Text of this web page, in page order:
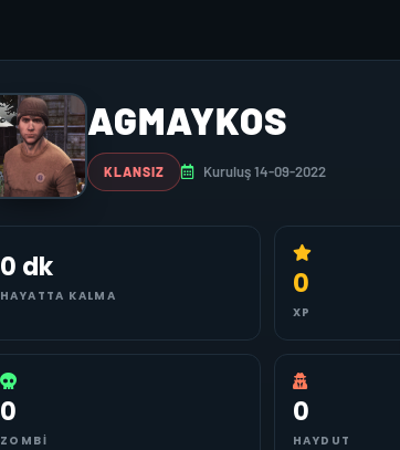
AGMAYKOS
KLANSIZ Kuruluş 14-09-2022
0 dk
HAYATTA KALMA 0
XP
0
ZOMBI
0
HAYDUT